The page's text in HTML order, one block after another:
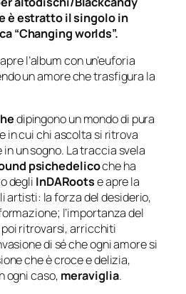
è estratto il singolo in
“Changing worlds”.
apre l’album con un’euforia
un amore che trasfigura la
dipingono un mondo di pura
in cui chi ascolta si ritrova
un sogno. La traccia svela
psichedelicoche ha
degli InDARootse apre la
artisti: la forza del desiderio,
l’importanza del
ritrovarsi, arricchiti
di sé che ogni amore si
che è croce e delizia,
ogni caso, meraviglia.